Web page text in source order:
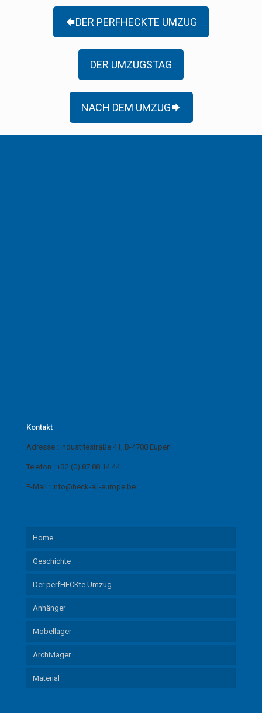
DER PERFHECKTE UMZUG
DER UMZUGSTAG
NACH DEM UMZUG
Kontakt
Adresse : Industriestraße 41, B-4700 Eupen
Telefon : +32 (0) 87 88 14 44
E-Mail : info@heck-all-europe.be
Home
Geschichte
Der perfHECKte Umzug
Anhänger
Möbellager
Archivlager
Material